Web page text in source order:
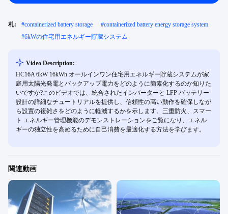
札: #containerized battery storage #containerized battery energy storage system
#6kWの住宅用エネルギー貯蔵システム
Video Description:
HC16A 6kW 16kWh オールインワン住宅用エネルギー貯蔵システムが家
庭用太陽光発電とバックアップ電力をどのように簡素化するのか知りた
いですか?このビデオでは、統合されたインバーターと LFP バッテリー
設計の詳細なチュートリアルを提供し、信頼性の高い動作を確保しなが
ら設置の複雑さをどのように軽減するかを示します。三重防火、スマー
ト エネルギー管理機能のデモンストレーションをご覧になり、エネル
ギーの独立性を高めるために自己消費を最適化する方法を学びます。
関連動画